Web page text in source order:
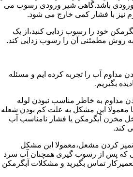
باشد.گاهی شیر ورودی رسوب می
نیز با فشار کمی خارج می شود.
خود را رسوب زدایی کنید،از یک
به روش مطمئنی آن را رسوب زدایی کند.
مداوم آب را تجربه کرده ایم و مسئله
بگیریم.
به خاطر مناسب نبودن لوله
معمولا این مشکل به علت کم بودن شعله
مخزن آبگرمکن یا فشار نامناسب آب
کند.
کردن مشعل،معمولا این مشکل
پس از رسوب گیری همچنان آب سرد
تماس بگیرید و مشکلات آبگرمکن